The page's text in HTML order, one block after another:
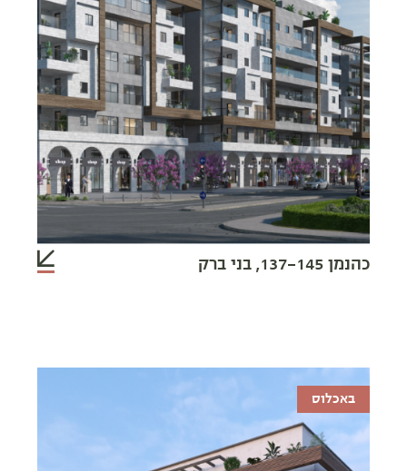
כהנמן 137-145, בני ברק
באכלוס